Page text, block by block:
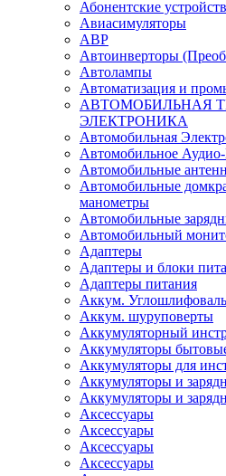
Абонентские
Авиасимуляторы
АВР
Автоинверторы
Автолампы
Автоматизация и
АВТОМОБИЛЬНАЯ
ЭЛЕКТРОНИКА
Автомобильная
Автомобильное
Автомобильные
Автомобильные
манометры
Автомобильные
Автомобильный
Адаптеры
Адаптеры и блоки
Адаптеры питания
Аккум.
Аккум. шуруповерты
Аккумуляторный
Аккумуляторы
Аккумуляторы для
Аккумуляторы и
Аккумуляторы и
Аксессуары
Аксессуары
Аксессуары
Аксессуары